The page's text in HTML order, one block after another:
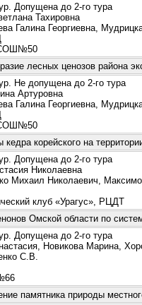
Допущена до 2-го тура
Тахировна
Галина Георгиевна,
лесных ценозов района
Не допущена до 2-го тура
Артуровна
Галина Георгиевна,
кедра корейского на
Допущена до 2-го тура
Николаевна
Михаил Николаевич,
клуб «Урагус», РЦДТ
Омской области по
Допущена до 2-го тура
Новикова Марина,
С.В.
памятника природы